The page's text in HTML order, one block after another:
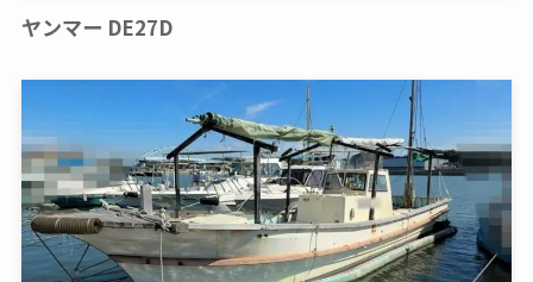
ヤンマー DE27D